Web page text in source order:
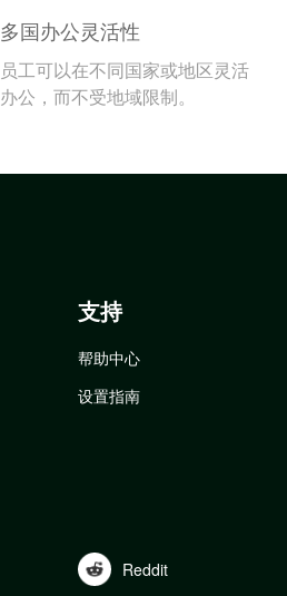
多国办公灵活性
员工可以在不同国家或地区灵活
办公，而不受地域限制。
支持
帮助中心
设置指南
Reddit